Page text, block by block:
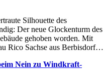
Silhouette des
Der neue Glockenturm des
gehoben worden. Mit
Rico Sachse aus Berbisdorf…
Nein zu Windkraft-